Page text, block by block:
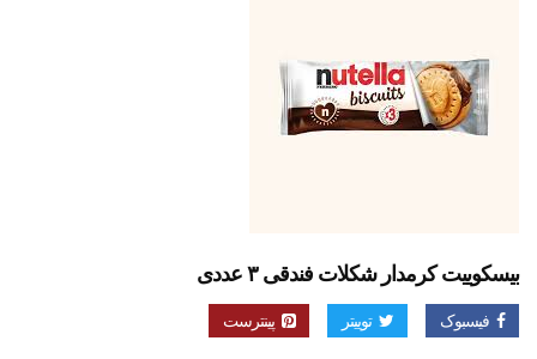
بیسکوییت کرمدار شکلات فندقی ۳ عددی
فیسبوک توییتر پینترست